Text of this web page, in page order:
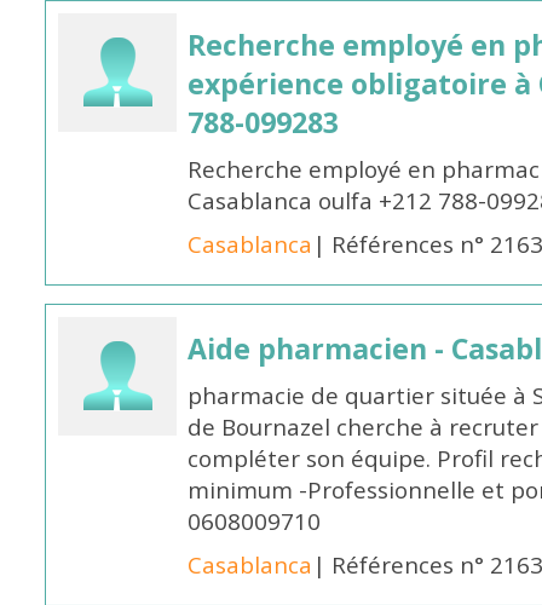
Recherche employé en
expérience obligatoire à
788-099283
Recherche employé en
Casablanca oulfa +212 788-
Casablanca | Références n°
Aide pharmacien -
pharmacie de quartier située à
de Bournazel cherche à
compléter son équipe. Profil
minimum -Professionnelle et
0608009710
Casablanca | Références n°